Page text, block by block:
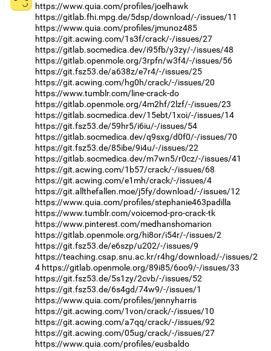
https://www.quia.com/profiles/joelhawk
https://gitlab.fhi.mpg.de/5dsp/download/-/issues/11
https://www.quia.com/profiles/jmunoz485
https://git.acwing.com/1s3f/crack/-/issues/27
https://gitlab.socmedica.dev/i95fb/y3zy/-/issues/48
https://gitlab.openmole.org/3rpfn/w3f4/-/issues/56
https://git.fsz53.de/a638z/e7r4/-/issues/25
https://git.acwing.com/hg0h/crack/-/issues/20
https://www.tumblr.com/line-crack-do
https://gitlab.openmole.org/4m2hf/2lzf/-/issues/23
https://gitlab.socmedica.dev/15ebt/1xoi/-/issues/14
https://git.fsz53.de/59hr5/i6iu/-/issues/54
https://gitlab.socmedica.dev/q9sxg/d0f0/-/issues/70
https://git.fsz53.de/85ibe/9i4u/-/issues/22
https://gitlab.socmedica.dev/m7wn5/r0cz/-/issues/41
https://git.acwing.com/1b57/crack/-/issues/68
https://git.acwing.com/e1mh/crack/-/issues/4
https://git.allthefallen.moe/j5fy/download/-/issues/12
https://www.quia.com/profiles/stephanie463padilla
https://www.tumblr.com/voicemod-pro-crack-tk
https://www.pinterest.com/medhanshomarion
https://gitlab.openmole.org/hi8or/i54r/-/issues/2
https://git.fsz53.de/e6szp/u202/-/issues/9
https://teaching.csap.snu.ac.kr/r4hg/download/-/issues/2
4 https://gitlab.openmole.org/89i85/6oo9/-/issues/33
https://git.fsz53.de/5s1zy/2cvb/-/issues/52
https://git.fsz53.de/6s4gd/74w9/-/issues/1
https://www.quia.com/profiles/jennyharris
https://git.acwing.com/1von/crack/-/issues/10
https://git.acwing.com/a7qq/crack/-/issues/92
https://git.acwing.com/05ug/crack/-/issues/27
https://www.quia.com/profiles/eusbaldo